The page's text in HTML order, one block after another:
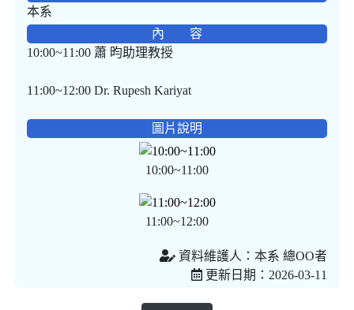
本系
內 容
10:00~11:00 蕭 昀助理教授
11:00~12:00 Dr. Rupesh Kariyat
圖片說明
10:00~11:00
11:00~12:00
資料維護人：本系 總OO者
更新日期：2026-03-11